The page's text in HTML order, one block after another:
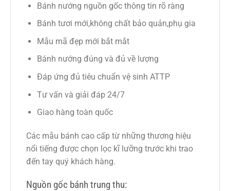
Bánh nướng nguồn gốc thông tin rõ ràng
Bánh tươi mới,không chất bảo quản,phụ gia
Mẫu mã đẹp mới bắt mắt
Bánh nướng đúng và đủ về lượng
Đáp ứng đủ tiêu chuẩn vệ sinh ATTP
Tư vấn và giải đáp 24/7
Giao hàng toàn quốc
Các mẫu bánh cao cấp từ những thương hiệu
nổi tiếng được chọn lọc kĩ lưỡng trước khi trao
đến tay quý khách hàng.
Nguồn gốc bánh trung thu: